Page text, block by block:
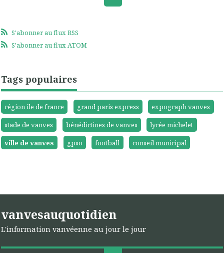
S'abonner au flux RSS
S'abonner au flux ATOM
Tags populaires
région ile de france grand paris express
expograph vanves
stade de vanves
bénédictines de vanves
lycée michelet
ville de vanves
gpso football conseil municipal
vanvesauquotidien
L'information vanvéenne au jour le jour